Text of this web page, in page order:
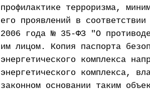
профилактике терроризма,
его проявлений в
2006 года № 35-ФЗ "О
им лицом. Копия паспорта
энергетического комплекса
энергетического комплекса,
законном основании таким